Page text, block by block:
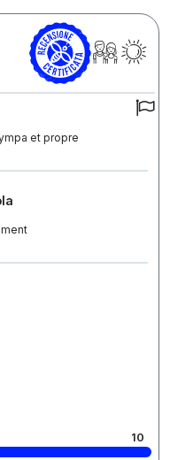
et propre
10